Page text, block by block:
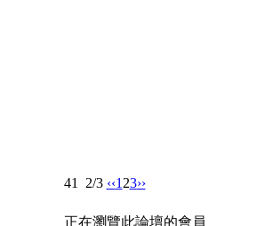
41
2/3 ‹‹1 23››
正在瀏覽此論壇的會員